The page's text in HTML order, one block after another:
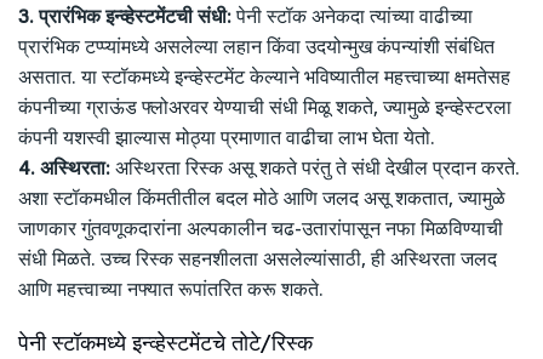
3. प्रारंभिक इन्व्हेस्टमेंटची संधी:पेनी स्टॉक अनेकदा त्यांच्या वाढीच्या
प्रारंभिक टप्प्यांमध्ये असलेल्या लहान किंवा उदयोन्मुख कंपन्यांशी संबंधित
असतात. या स्टॉकमध्ये इन्व्हेस्टमेंट केल्याने भविष्यातील महत्त्वाच्या क्षमतेसह
कंपनीच्या ग्राऊंड फ्लोअरवर येण्याची संधी मिळू शकते, ज्यामुळे इन्व्हेस्टरला
कंपनी यशस्वी झाल्यास मोठ्या प्रमाणात वाढीचा लाभ घेता येतो.
4. अस्थिरता: अस्थिरता रिस्क असू शकते परंतु ते संधी देखील प्रदान करते.
अशा स्टॉकमधील किंमतीतील बदल मोठे आणि जलद असू शकतात, ज्यामुळे
जाणकार गुंतवणूकदारांना अल्पकालीन चढ-उतारांपासून नफा मिळविण्याची
संधी मिळते. उच्च रिस्क सहनशीलता असलेल्यांसाठी, ही अस्थिरता जलद
आणि महत्त्वाच्या नफ्यात रूपांतरित करू शकते.
पेनी स्टॉकमध्ये इन्व्हेस्टमेंटचे तोटे/रिस्क